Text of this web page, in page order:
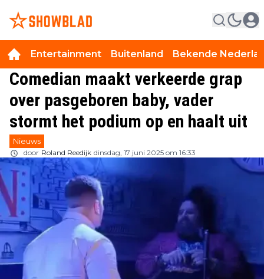
Entertainment Buitenland Bekende
Comedian maakt verkeerde grap
over pasgeboren baby, vader
stormt het podium op en haalt uit
Nieuws
door Roland Reedijk dinsdag, 17 juni 2025 om 16:33